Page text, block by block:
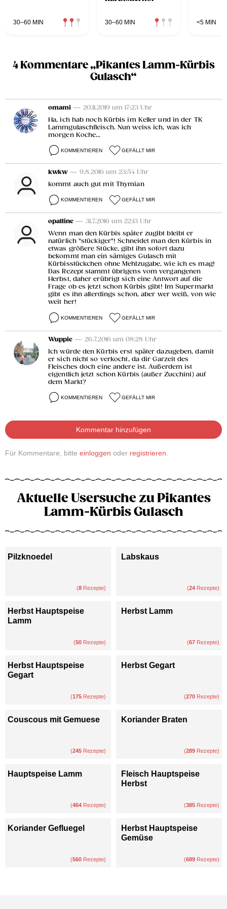
30–60 MIN 30–60 MIN <5 MIN
4 Kommentare „Pikantes Lamm-Kürbis
Gulasch“
omami — 20.11.2019 um 17:23 Uhr
Ha, ich hab noch Kürbis im Keller und in der TK
Lammgulaschfleisch. Nun weiss ich, was ich
morgen Koche...
KOMMENTIEREN GEFÄLLT MIR
kwkw — 9.8.2016 um 23:54 Uhr
kommt auch gut mit Thymian
KOMMENTIEREN GEFÄLLT MIR
opa1line — 31.7.2016 um 22:13 Uhr
Wenn man den Kürbis später zugibt bleibt er
natürlich "stückiger"! Schneidet man den Kürbis in
etwas größere Stücke, gibt ihn sofort dazu
bekommt man ein sämiges Gulasch mit
Kürbisstückchen ohne Mehlzugabe, wie ich es mag!
Das Rezept stammt übrigens vom vergangenen
Herbst, daher erübrigt sich eine Antwort auf die
Frage ob es jetzt schon Kürbis gibt! Im Supermarkt
gibt es ihn allerdings schon, aber wer weiß, von wie
weit her!
KOMMENTIEREN GEFÄLLT MIR
Wuppie — 26.7.2016 um 08:28 Uhr
Ich würde den Kürbis erst später dazugeben, damit
er sich nicht so verkocht, da dir Garzeit des
Fleisches doch eine andere ist. Außerdem ist
eigentlich jetzt schon Kürbis (außer Zucchini) auf
dem Markt?
KOMMENTIEREN GEFÄLLT MIR
Kommentar hinzufügen
Für Kommentare, bitte einloggen oder registrieren
Aktuelle Usersuche zu Pikantes
Lamm-Kürbis Gulasch
Pilzknoedel
(8 Rezepte)
Labskaus
(24 Rezepte)
Herbst Hauptspeise
Lamm
(50 Rezepte)
Herbst Lamm
(67 Rezepte)
Herbst Hauptspeise
Gegart
(175 Rezepte)
Herbst Gegart
(270 Rezepte)
Couscous mit Gemuese
(245 Rezepte)
Koriander Braten
(289 Rezepte)
Hauptspeise Lamm
(464 Rezepte)
Fleisch Hauptspeise
Herbst
(385 Rezepte)
Koriander Gefluegel
(560 Rezepte)
Herbst Hauptspeise
Gemüse
(689 Rezepte)